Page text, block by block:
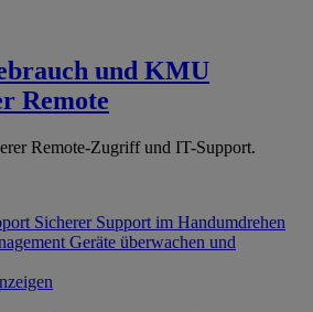
und KMU
Remote
Remote-Zugriff und IT-Support.
Sicherer Support im Handumdrehen
Geräte überwachen und